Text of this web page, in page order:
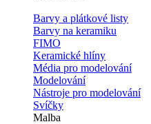
Barvy a plátkové listy
Barvy na keramiku
FIMO
Keramické hlíny
Média pro modelování
Modelování
Nástroje pro modelování
Svíčky
Malba